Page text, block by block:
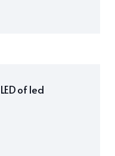
LED of led